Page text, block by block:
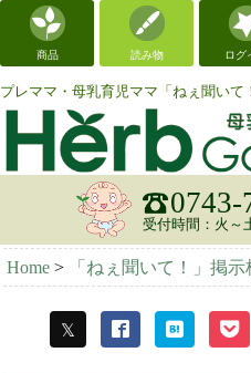
商品 読み物 ログ
プレママ・母乳育児ママ「ねぇ聞いて
0743-
受付時間：火～
Home > 「ねぇ聞いて！」掲示